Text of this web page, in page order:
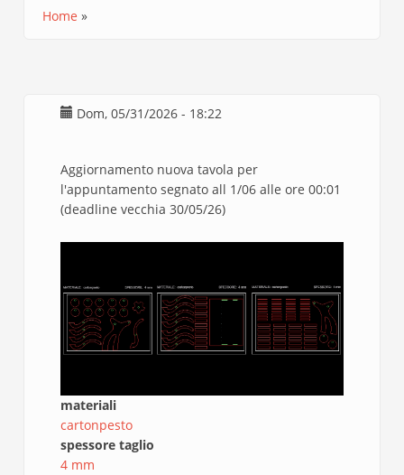
Home
Dom, 05/31/2026 - 18:22
Aggiornamento nuova tavola per
l'appuntamento segnato all 1/06 alle ore 00:01
(deadline vecchia 30/05/26)
materiali
cartonpesto
spessore taglio
4 mm